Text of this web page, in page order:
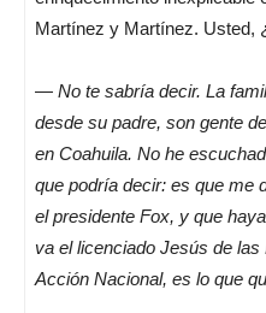
Martínez y Martínez. Usted,
— No te sabría decir. La
desde su padre, son gente
en Coahuila. No he
que podría decir: es que me
el presidente Fox, y que
va el licenciado Jesús de
Acción Nacional, es lo que